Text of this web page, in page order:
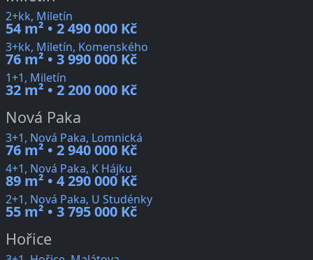
2+kk, Miletín
54 m² • 2 490 000 Kč
3+kk, Miletín, Komenského
76 m² • 3 990 000 Kč
1+1, Miletín
32 m² • 2 200 000 Kč
Nová Paka
3+1, Nová Paka, Lomnická
76 m² • 2 940 000 Kč
4+1, Nová Paka, K Hájku
89 m² • 4 290 000 Kč
2+1, Nová Paka, U Studénky
55 m² • 3 795 000 Kč
Hořice